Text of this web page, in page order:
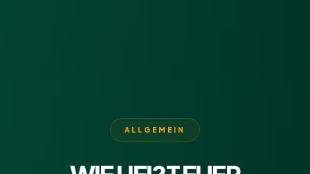
ALLGEMEIN